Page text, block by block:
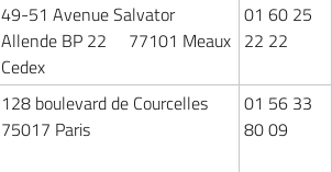
49-51 Avenue Salvator
Allende BP 22 77101 Meaux
Cedex
01 60 25
22 22
128 boulevard de Courcelles
75017 Paris
01 56 33
80 09